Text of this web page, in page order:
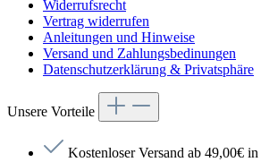
Widerrufsrecht
Vertrag widerrufen
Anleitungen und Hinweise
Versand und Zahlungsbedinungen
Datenschutzerklärung & Privatsphäre
Unsere Vorteile
Kostenloser Versand ab 49,00€